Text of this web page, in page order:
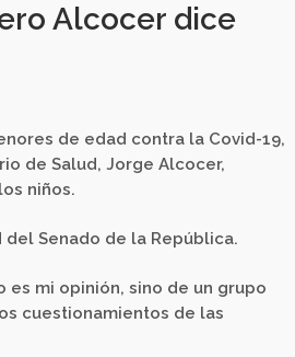
Alcocer dice
de edad contra la Covid-19,
de Salud, Jorge Alcocer,
niños.
del Senado de la República.
es mi opinión, sino de un grupo
cuestionamientos de las